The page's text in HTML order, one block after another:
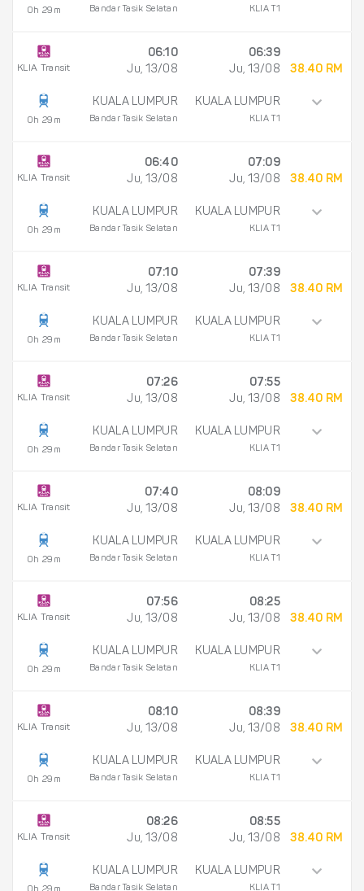
0h 29m Bandar Tasik Selatan KLIA T1
KLIA Transit
0h 29m
06:10
Ju, 13/08
KUALA LUMPUR
Bandar Tasik Selatan
06:39
Ju, 13/08
KUALA LUMPUR
KLIA T1
38.40 RM
KLIA Transit
0h 29m
06:40
Ju, 13/08
KUALA LUMPUR
Bandar Tasik Selatan
07:09
Ju, 13/08
KUALA LUMPUR
KLIA T1
38.40 RM
KLIA Transit
0h 29m
07:10
Ju, 13/08
KUALA LUMPUR
Bandar Tasik Selatan
07:39
Ju, 13/08
KUALA LUMPUR
KLIA T1
38.40 RM
KLIA Transit
0h 29m
07:26
Ju, 13/08
KUALA LUMPUR
Bandar Tasik Selatan
07:55
Ju, 13/08
KUALA LUMPUR
KLIA T1
38.40 RM
KLIA Transit
0h 29m
07:40
Ju, 13/08
KUALA LUMPUR
Bandar Tasik Selatan
08:09
Ju, 13/08
KUALA LUMPUR
KLIA T1
38.40 RM
KLIA Transit
0h 29m
07:56
Ju, 13/08
KUALA LUMPUR
Bandar Tasik Selatan
08:25
Ju, 13/08
KUALA LUMPUR
KLIA T1
38.40 RM
KLIA Transit
0h 29m
08:10
Ju, 13/08
KUALA LUMPUR
Bandar Tasik Selatan
08:39
Ju, 13/08
KUALA LUMPUR
KLIA T1
38.40 RM
KLIA Transit
08:26
Ju, 13/08
KUALA LUMPUR
Bandar Tasik Selatan
08:55
Ju, 13/08
KUALA LUMPUR
KLIA T1
38.40 RM